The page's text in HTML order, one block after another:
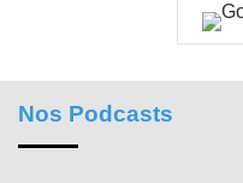
Nos Podcasts